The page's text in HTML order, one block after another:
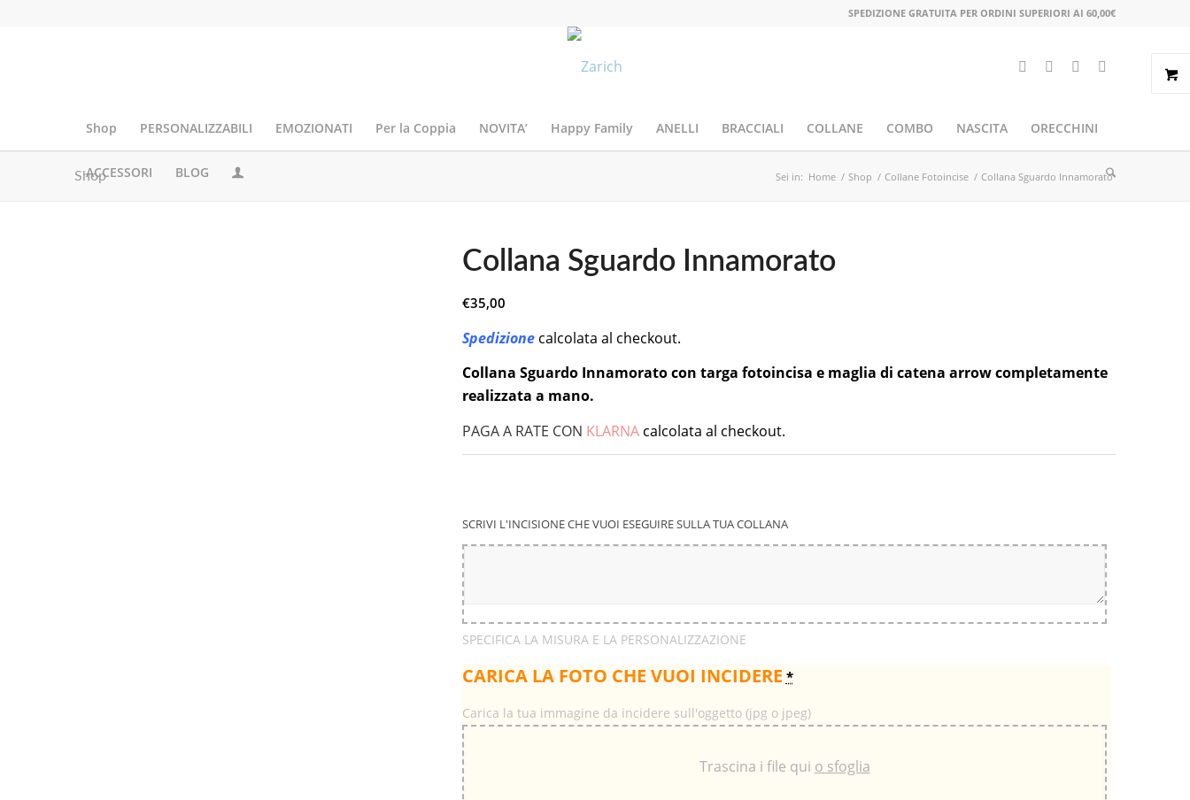
SPEDIZIONE GRATUITA PER ORDINI SUPERIORI AI 60,00€
Shop PERSONALIZZABILI EMOZIONATI Per la Coppia NOVITA’ Happy Family ANELLI BRACCIALI COLLANE COMBO NASCITA ORECCHINI
ACCESSORI BLOG
Shop Sei in: Home / Shop / Collane Fotoincise / Collana Sguardo Innamorato
Collana Sguardo Innamorato
€35,00
Spedizione calcolata al checkout.
Collana Sguardo Innamorato con targa fotoincisa e maglia di catena arrow completamente
realizzata a mano.
PAGA A RATE CON KLARNA calcolata al checkout.
SCRIVI L'INCISIONE CHE VUOI ESEGUIRE SULLA TUA COLLANA
SPECIFICA LA MISURA E LA PERSONALIZZAZIONE
CARICA LA FOTO CHE VUOI INCIDERE *
Carica la tua immagine da incidere sull'oggetto (jpg o jpeg)
Trascina i file qui o sfoglia